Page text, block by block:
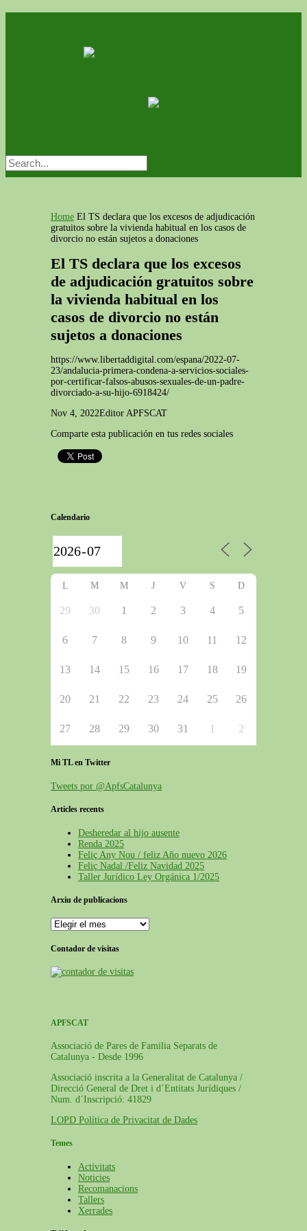
Home El TS declara que los excesos de adjudicación
gratuitos sobre la vivienda habitual en los casos de
divorcio no están sujetos a donaciones
El TS declara que los excesos
de adjudicación gratuitos sobre
la vivienda habitual en los
casos de divorcio no están
sujetos a donaciones
https://www.libertaddigital.com/espana/2022-07-
23/andalucia-primera-condena-a-servicios-sociales-
por-certificar-falsos-abusos-sexuales-de-un-padre-
divorciado-a-su-hijo-6918424/
Nov 4, 2022Editor APFSCAT
Comparte esta publicación en tus redes sociales
Calendario
L M M J V S D
29 30 1 2 3 4 5
6 7 8 9 10 11 12
13 14 15 16 17 18 19
20 21 22 23 24 25 26
27 28 29 30 31 1 2
Mi TL en Twitter
Tweets por @ApfsCatalunya
Articles recents
Desheredar al hijo ausente
Renda 2025
Feliç Any Nou / feliz Año nuevo 2026
Feliç Nadal /Feliz Navidad 2025
Taller Jurídico Ley Orgánica 1/2025
Arxiu de publicacions
Arxiu
de
publicacions
Contador de visitas
APFSCAT
Associació de Pares de Familia Separats de
Catalunya - Desde 1996
Associació inscrita a la Generalitat de Catalunya /
Direcció General de Dret i d´Entitats Jurídiques /
Num. d´Inscripció: 41829
LOPD Política de Privacitat de Dades
Temes
Activitats
Noticies
Recomanacions
Tallers
Xerrades